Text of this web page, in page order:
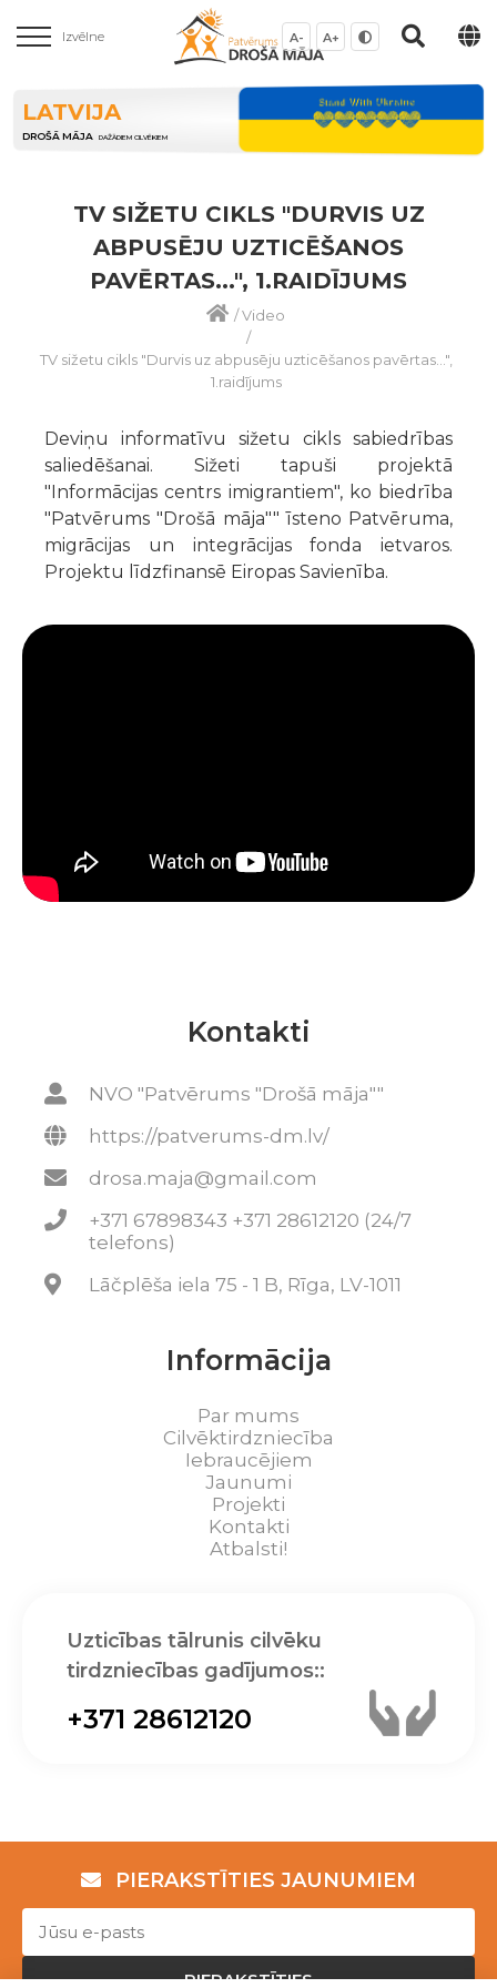
Izvēlne A- A+
LATVIJA
DROŠĀ MĀJA DAŽĀDIEM CILVĒKIEM
TV SIŽETU CIKLS "DURVIS UZ
ABPUSĒJU UZTICĒŠANOS
PAVĒRTAS...", 1.RAIDĪJUMS
/Video
/
TV sižetu cikls "Durvis uz abpusēju uzticēšanos pavērtas...",
1.raidījums
Deviņu informatīvu sižetu cikls sabiedrības
saliedēšanai. Sižeti tapuši projektā
"Informācijas centrs imigrantiem", ko biedrība
"Patvērums "Drošā māja"" īsteno Patvēruma,
migrācijas un integrācijas fonda ietvaros.
Projektu līdzfinansē Eiropas Savienība.
Kontakti
NVO "Patvērums "Drošā māja""
https://patverums-dm.lv/
drosa.maja@gmail.com
+371 67898343 +371 28612120 (24/7
telefons)
Lāčplēša iela 75 - 1 B, Rīga, LV-1011
Informācija
Par mums
Cilvēktirdzniecība
Iebraucējiem
Jaunumi
Projekti
Kontakti
Atbalsti!
Uzticības tālrunis cilvēku
tirdzniecības gadījumos::
+371 28612120
PIERAKSTĪTIES JAUNUMIEM
PIERAKSTĪTIES